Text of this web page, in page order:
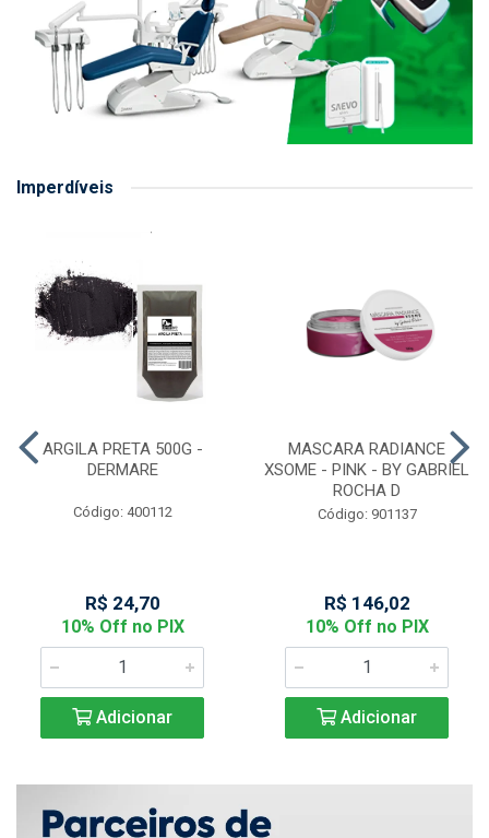
Imperdíveis
ARGILA PRETA 500G -
DERMARE
Código: 400112
R$ 24,70
10% Off no PIX
Adicionar
MASCARA RADIANCE
XSOME - PINK - BY GABRIEL
ROCHA D
Código: 901137
R$ 146,02
10% Off no PIX
Adicionar